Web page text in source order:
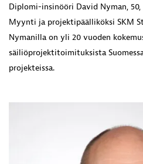
Diplomi-insinööri David Nyman ,
Myynti ja projektipäälliköksi SKM
Nymanilla on yli 20 vuoden
säiliöprojektitoimituksista
projekteissa.